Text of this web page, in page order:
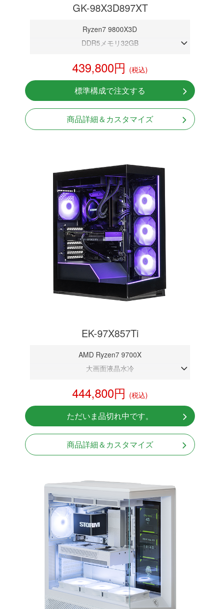
GK-98X3D897XT
Ryzen7 9800X3D
DDR5メモリ32GB
NVMeSSD 1TB
無線LAN Bluetooth対応
Windows11 Home 64bit
439,800円 (税込)
標準構成で注文する
商品詳細＆カスタマイズ
EK-97X857Ti
AMD Ryzen7 9700X
大画面液晶水冷
RTX 5070Ti 16GB
NVMeSSD 1TB
無線LAN Bluetooth対応
Windows11 Home 64bit
444,800円 (税込)
ただいま品切れ中です。
商品詳細＆カスタマイズ